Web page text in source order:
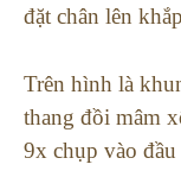
đặt chân lên
Trên hình là
thang đồi mâm
9x chụp vào